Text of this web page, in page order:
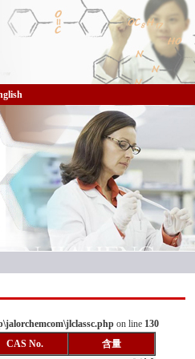
on line 130
CAS No.
含量